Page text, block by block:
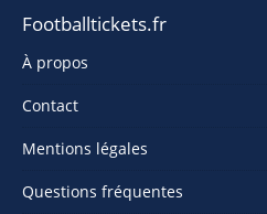
Footballtickets.fr
À propos
Contact
Mentions légales
Questions fréquentes